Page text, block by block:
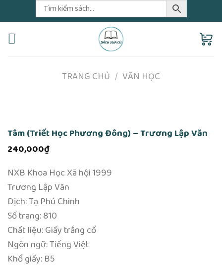
to
content
TRANG CHỦ / VĂN HỌC
Tâm (Triết Học Phương Đông) – Trương Lập Văn
240,000₫
NXB Khoa Học Xã hội 1999
Trương Lập Văn
Dịch: Tạ Phú Chinh
Số trang: 810
Chất liệu: Giấy trắng cổ
Ngôn ngữ: Tiếng Việt
Khổ giấy: B5